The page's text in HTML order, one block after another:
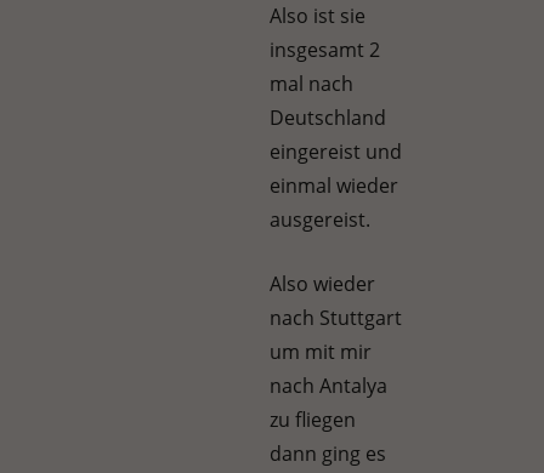
Also ist sie
insgesamt 2
mal nach
Deutschland
eingereist und
einmal wieder
ausgereist.
Also wieder
nach Stuttgart
um mit mir
nach Antalya
zu fliegen
dann ging es